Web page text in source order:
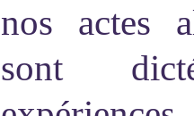
nos actes
sont